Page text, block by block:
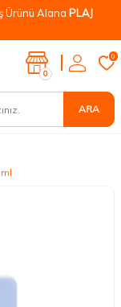
Ürünü Alana PLAJ
ARA
0
0